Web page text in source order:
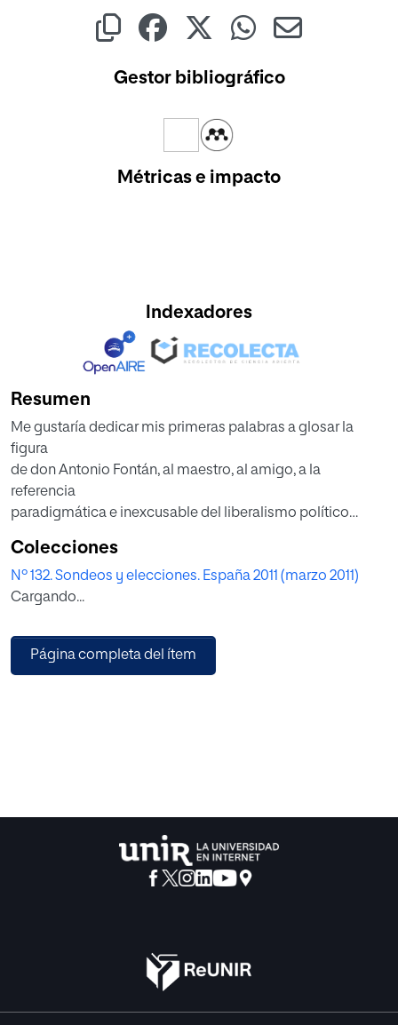
Gestor bibliográfico
Métricas e impacto
Indexadores
Resumen
Me gustaría dedicar mis primeras palabras a glosar la
figura
de don Antonio Fontán, al maestro, al amigo, a la
referencia
paradigmática e inexcusable del liberalismo político
La influencia de don Antonio, ha sido muy relevante, tanto
en la vida pública de nuestro país, en el ámbito de las
ideas y los grupos liberales y, muy especialmente, entre
que un día fuimos jóvenes y continuamos siendo liberales.
Recibimos a través de largas y lúcidas conversaciones y
Colecciones
Nº 132. Sondeos y elecciones. España 2011 (marzo 2011)
Cargando...
Página completa del ítem